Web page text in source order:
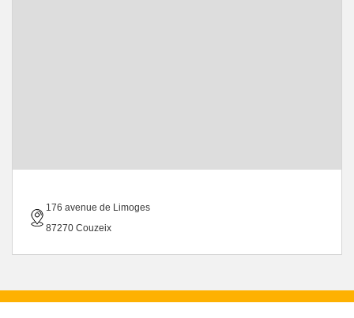
176 avenue de Limoges
87270 Couzeix